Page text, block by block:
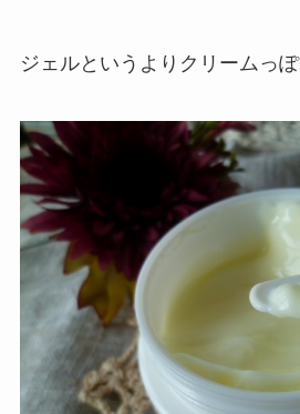
ジェルというよりクリームっぽ